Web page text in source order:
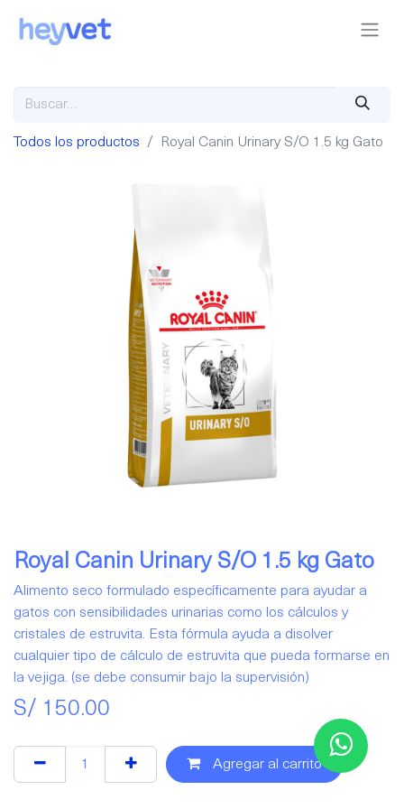
Todos los productos Royal Canin Urinary S/O 1.5 kg Gato
Royal Canin Urinary S/O 1.5 kg Gato
Alimento seco formulado específicamente para ayudar a
gatos con sensibilidades urinarias como los cálculos y
cristales de estruvita. Esta fórmula ayuda a disolver
cualquier tipo de cálculo de estruvita que pueda formarse en
la vejiga. (se debe consumir bajo la supervisión)
S/ 150.00
Agregar al carrito